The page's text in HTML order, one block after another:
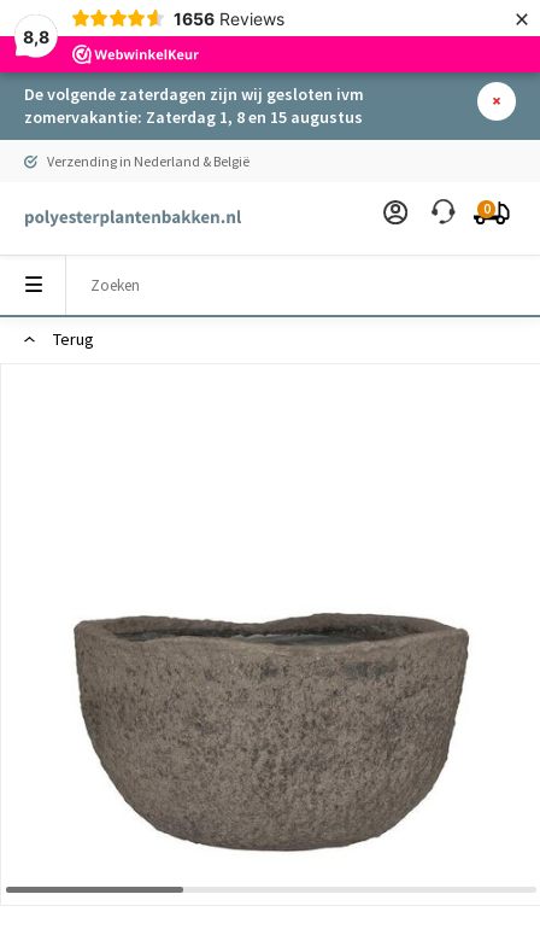
8,8
1656 Reviews ×
De volgende zaterdagen zijn wij gesloten ivm
zomervakantie: Zaterdag 1, 8 en 15 augustus
Verzending in Nederland & België
0
Terug